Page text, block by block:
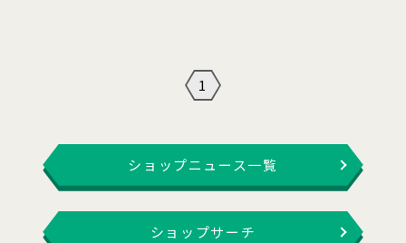
1
ショップニュース一覧
ショップサーチ